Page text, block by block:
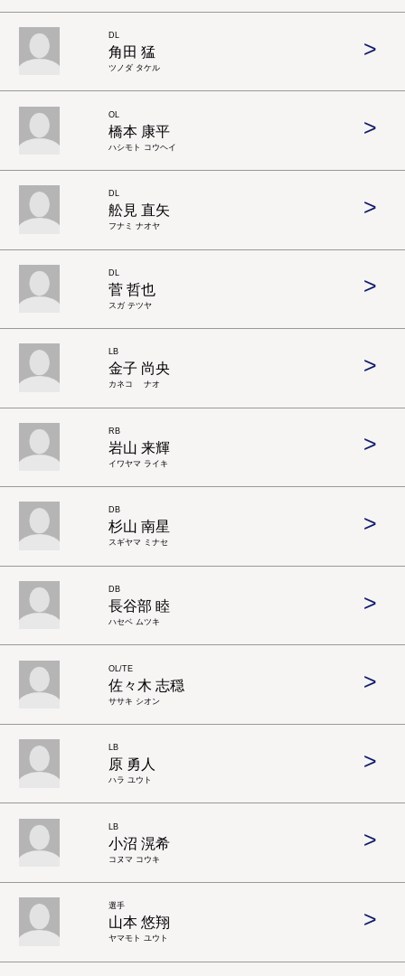
DL
角田 猛
ツノダ タケル
>
OL
橋本 康平
ハシモト コウヘイ
>
DL
舩見 直矢
フナミ ナオヤ
>
DL
菅 哲也
スガ テツヤ
>
LB
金子 尚央
カネコ ナオ
>
RB
岩山 来輝
イワヤマ ライキ
>
DB
杉山 南星
スギヤマ ミナセ
>
DB
長谷部 睦
ハセベ ムツキ
>
OL/TE
佐々木 志穏
ササキ シオン
>
LB
原 勇人
ハラ ユウト
>
LB
小沼 滉希
コヌマ コウキ
>
選手
山本 悠翔
ヤマモト ユウト
>